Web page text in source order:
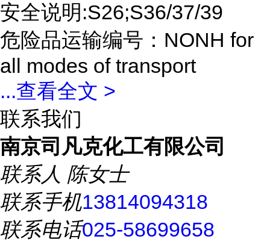
安全说明:S26;S36/37/39
危险品运输编号：NONH for
all modes of transport
...查看全文 >
联系我们
南京司凡克化工有限公司
联系人 陈女士
联系手机13814094318
联系电话025-58699658